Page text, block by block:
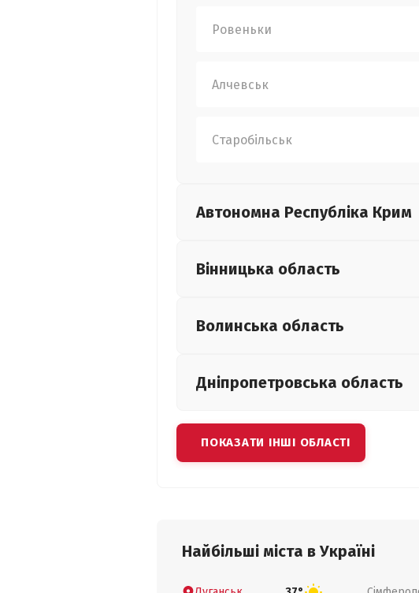
Ровеньки
Алчевськ
Старобільськ
Автономна Республіка Крим
Вінницька область
Волинська область
Дніпропетровська область
ПОКАЗАТИ ІНШІ ОБЛАСТІ
Найбільші міста в Україні